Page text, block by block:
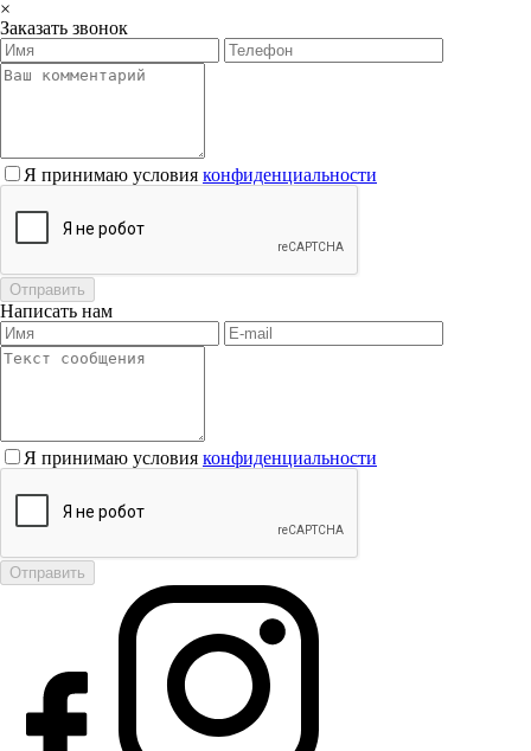
×
Заказать звонок
Я принимаю условия конфиденциальности
Отправить
Написать нам
Я принимаю условия конфиденциальности
Отправить